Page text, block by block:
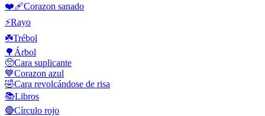
❤️‍🩹Corazon sanado
⚡Rayo
☘️Trébol
🌳 Árbol
🥺Cara suplicante
💙Corazon azul
🤣Cara revolcándose de risa
📚Libros
🔴Círculo rojo